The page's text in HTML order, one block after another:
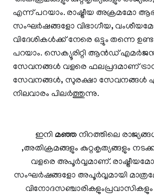
എന്ന് പറയാം. രാഷ്ട്രീയ അക്രമമോ
സംഘര്‍ഷങ്ങളോ വിഭാഗീയ,
വിദേശികള്‍ക്ക് നേരെ ഒട്ടും തന്നെ
പറയാം. സെക്യൂരിറ്റി ആന്‍ഡ്
സേവനങ്ങള്‍ വളരെ ഫലപ്രദമാണ്
സേവനങ്ങള്‍, സുരക്ഷാ സേവനങ്ങള്‍
നിലവാരം പിലര്‍ത്തുന്നു.
ഇനി മഞ്ഞനിറത്തിലെ
,അതിക്രമങ്ങളും കുറ്റകൃത്യങ്ങളും
വളരെ അപൂര്‍വ്വമാണ്.
സംഘര്‍ഷങ്ങളോ അപൂര്‍വ്വമായി